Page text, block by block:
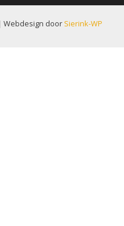
Webdesign door Sierink-WP